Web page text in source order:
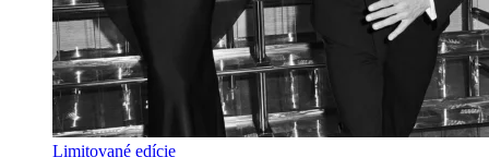
Limitované edície